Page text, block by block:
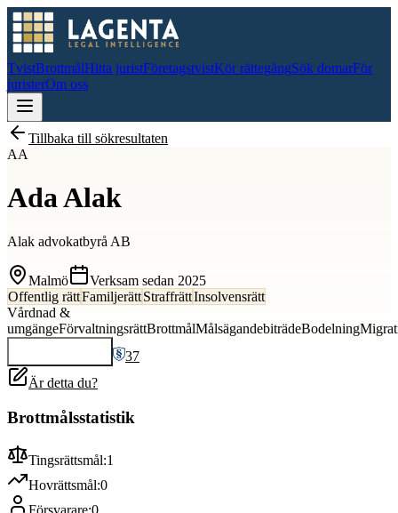
TvistBrottmålHitta juristFöretagstvistKör rättegångSök domarFör
juristerOm oss
Tillbaka till sökresultaten
AA
Ada Alak
Alak advokatbyrå AB
Malmö Verksam sedan 2025
Offentlig rättFamiljerättStraffrättInsolvensrätt
Vårdnad &
umgängeFörvaltningsrättBrottmålMålsägandebiträdeBodelning
37
Är detta du?
Brottmålsstatistik
Tingsrättsmål:1
Hovrättsmål:0